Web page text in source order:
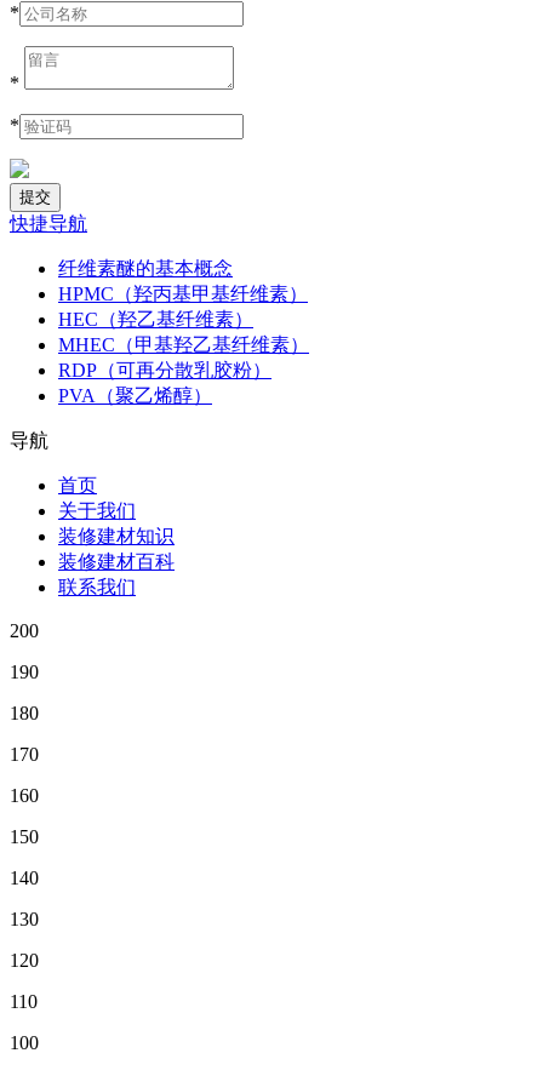
*
*
*
快捷导航
纤维素醚的基本概念
HPMC（羟丙基甲基纤维素）
HEC（羟乙基纤维素）
MHEC（甲基羟乙基纤维素）
RDP（可再分散乳胶粉）
PVA（聚乙烯醇）
导航
首页
关于我们
装修建材知识
装修建材百科
联系我们
200
190
180
170
160
150
140
130
120
110
100